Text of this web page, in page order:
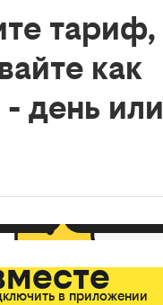
тариф,
как
день или
в приложении